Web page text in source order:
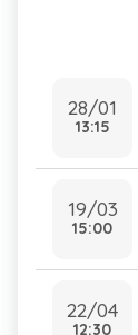
28/01
13:15
19/03
15:00
22/04
12:30